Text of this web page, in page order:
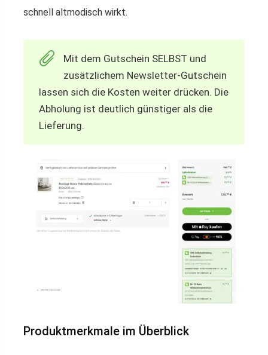
schnell altmodisch wirkt.
Mit dem Gutschein SELBST und
zusätzlichem Newsletter-Gutschein
lassen sich die Kosten weiter drücken. Die
Abholung ist deutlich günstiger als die
Lieferung.
Produktmerkmale im Überblick